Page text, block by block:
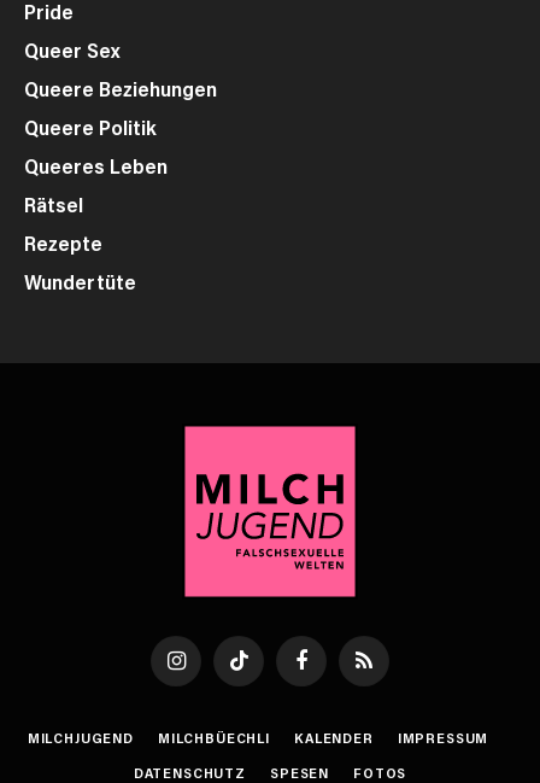
Pride
Queer Sex
Queere Beziehungen
Queere Politik
Queeres Leben
Rätsel
Rezepte
Wundertüte
InstagramTikTok FacebookRSS
MILCHJUGEND MILCHBÜECHLI KALENDER
IMPRESSUM
DATENSCHUTZ
SPESEN FOTOS